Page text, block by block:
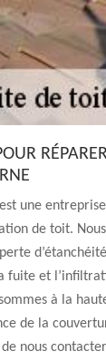
une
de toit.
fuite et
à la
de la
de nous